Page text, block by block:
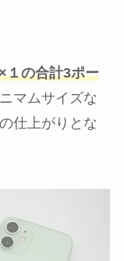
１の合計3ポー
マムサイズな
仕上がりとな